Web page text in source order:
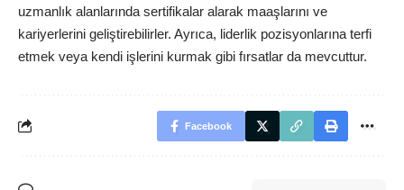
uzmanlık alanlarında sertifikalar alarak maaşlarını ve
kariyerlerini geliştirebilirler. Ayrıca, liderlik pozisyonlarına terfi
etmek veya kendi işlerini kurmak gibi fırsatlar da mevcuttur.
Facebook